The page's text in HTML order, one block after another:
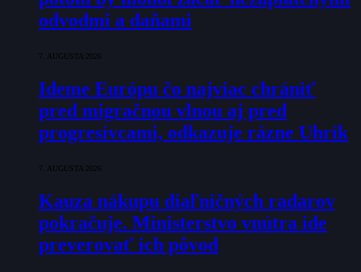
odvodmi a daňami
7. AUGUSTA 2026
Ideme Európu čo najviac chrániť
pred migračnou vlnou aj pred
progresívcami, odkazuje rázne Uhrík
7. AUGUSTA 2026
Kauza nákupu diaľničných radarov
pokračuje. Ministerstvo vnútra ide
preverovať ich pôvod